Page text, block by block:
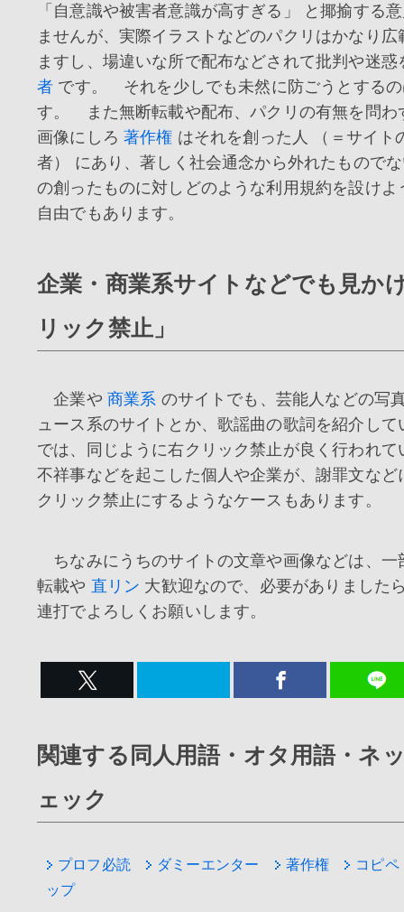
「自意識や被害者意識が高すぎる」 と揶揄する
ませんが、実際イラストなどのパクリはかなり広
ますし、場違いな所で配布などされて批判や迷
者 です。 それを少しでも未然に防ごうとする
す。 また無断転載や配布、パクリの有無を問わ
画像にしろ著作権 はそれを創った人 （＝サイト
者） にあり、著しく社会通念から外れたもので
の創ったものに対しどのような利用規約を設けよ
自由でもあります。
企業・商業系サイトなどでも見か
リック禁止」
企業や 商業系 のサイトでも、芸能人などの写
ュース系のサイトとか、歌謡曲の歌詞を紹介して
では、同じように右クリック禁止が良く行われ
不祥事などを起こした個人や企業が、謝罪文など
クリック禁止にするようなケースもあります。
ちなみにうちのサイトの文章や画像などは、一
転載や 直リン 大歓迎なので、必要がありました
連打でよろしくお願いします。
関連する同人用語・オタ用語・ネ
ェック
プロフ必読 ダミーエンター 著作権
コピペ
ップ